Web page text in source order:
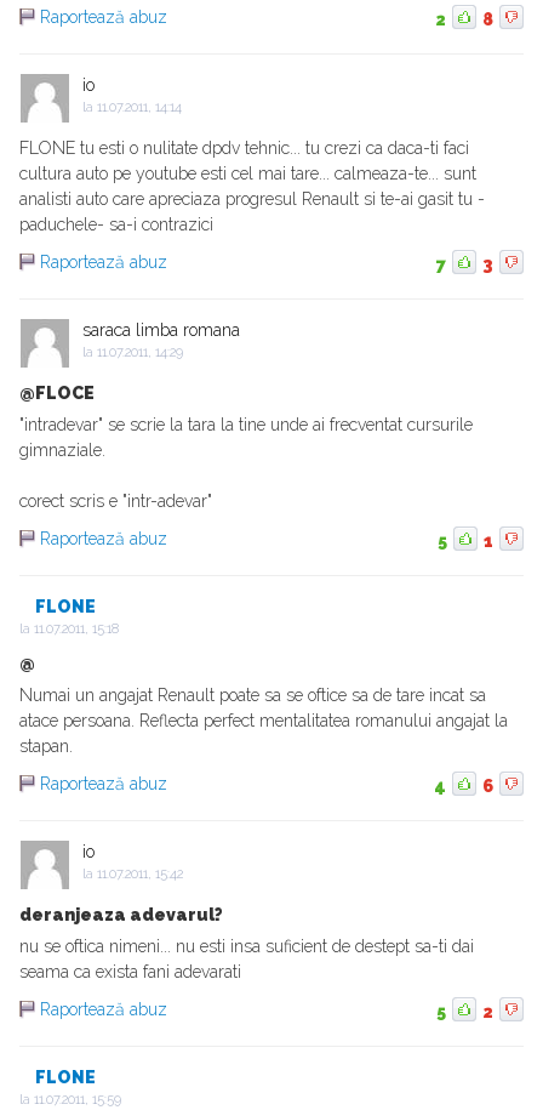
Raportează abuz 2 8
io
la 11.07.2011, 14:14
FLONE tu esti o nulitate dpdv tehnic... tu crezi ca daca-ti faci
cultura auto pe youtube esti cel mai tare... calmeaza-te... sunt
analisti auto care apreciaza progresul Renault si te-ai gasit tu -
paduchele- sa-i contrazici
Raportează abuz
7 3
saraca limba romana
la 11.07.2011, 14:29
@FLOCE
"intradevar" se scrie la tara la tine unde ai frecventat cursurile
gimnaziale.
corect scris e "intr-adevar"
Raportează abuz
5 1
FLONE
la 11.07.2011, 15:18
@
Numai un angajat Renault poate sa se oftice sa de tare incat sa
atace persoana. Reflecta perfect mentalitatea romanului angajat la
stapan.
Raportează abuz
4 6
io
la 11.07.2011, 15:42
deranjeaza adevarul?
nu se oftica nimeni... nu esti insa suficient de destept sa-ti dai
seama ca exista fani adevarati
Raportează abuz
5 2
FLONE
la 11.07.2011, 15:59